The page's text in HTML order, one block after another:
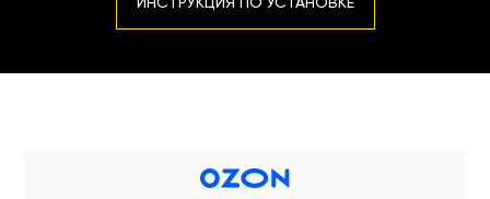
ИНСТРУКЦИЯ ПО УСТАНОВКЕ